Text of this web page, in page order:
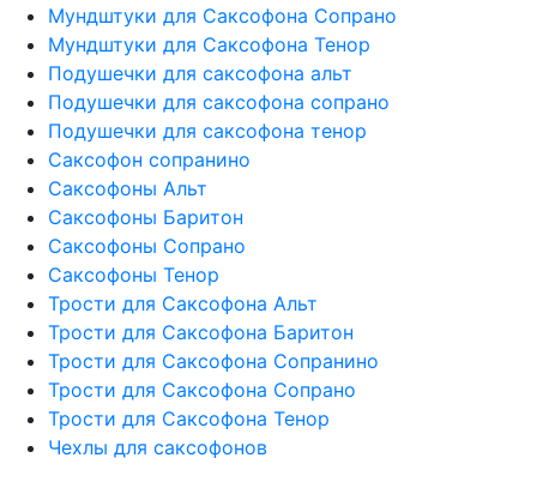
Мундштуки для Саксофона Сопрано
Мундштуки для Саксофона Тенор
Подушечки для саксофона альт
Подушечки для саксофона сопрано
Подушечки для саксофона тенор
Саксофон сопранино
Саксофоны Альт
Саксофоны Баритон
Саксофоны Сопрано
Саксофоны Тенор
Трости для Саксофона Альт
Трости для Саксофона Баритон
Трости для Саксофона Сопранино
Трости для Саксофона Сопрано
Трости для Саксофона Тенор
Чехлы для саксофонов